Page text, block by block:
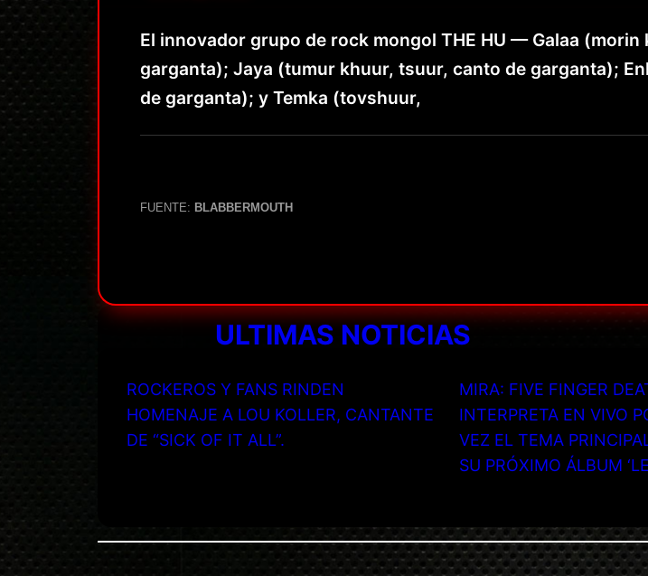
El innovador grupo de rock mongol THE HU — Galaa (morin
garganta); Jaya (tumur khuur, tsuur, canto de garganta);
de garganta); y Temka (tovshuur,
FUENTE: BLABBERMOUTH
ULTIMAS NOTICIAS
ROCKEROS Y FANS RINDEN
HOMENAJE A LOU KOLLER, CANTANTE
DE “SICK OF IT ALL”.
MIRA: FIVE FINGER
INTERPRETA EN VIVO
VEZ EL TEMA
SU PRÓXIMO ÁLBUM